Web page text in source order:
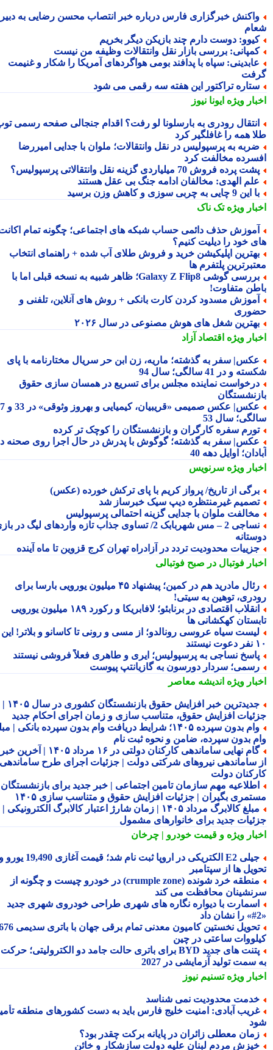
خبرگزاری فارس درباره خبر انتصاب محسن رضایی به دبیری
دوست دارم چند بازیکن دیگر بخریم
بررسی بازار نقل وانتقالات وظیفه من نیست
سپاه با پدافند بومی هواگردهای آمریکا را شکار و غنیمت
تراکتور این هفته سه رقمی می شود
ویژهایونا نیوز
رودری به بارسلونا لو رفت؟ اقدام جنجالی صفحه رسمی توپ
همه را غافلگیر کرد
به پرسپولیس در نقل وانتقالات؛ ملوان با جدایی امیررضا
مخالفت کرد
پرده فروش 70 میلیاردی گزینه نقل وانتقالاتی پرسپولیس؟
الهدی: مخالفان ادامه جنگ بی عقل هستند
9 چایی به چربی سوزی و کاهش وزن برسید
ویژهتک ناک
حذف دائمی حساب شبکه های اجتماعی؛ چگونه تمام اکانت
خود را دیلیت کنیم؟
اپلیکیشن خرید و فروش طلای آب شده + راهنمای انتخاب
پلتفرم ها
بررسی گوشی Galaxy Z Flip8؛ ظاهر شبیه به نسخه قبلی اما با
متفاوت!
مسدود کردن کارت بانکی + روش های آنلاین، تلفنی و
شغل های هوش مصنوعی در سال ۲۰۲۶
ویژهاقتصاد آزاد
سفر به گذشته؛ ماریه، زن ابن حر سریال مختارنامه با پای
و در 41 سالگی؛ سال 94
نماینده مجلس برای تسریع در همسان سازی حقوق
عکس| عکس صمیمی «قریبیان، کیمیایی و بهروز وثوقی» در 33 و 37
سال 53
سفره کارگران و بازنشستگان را کوچک تر کرده
سفر به گذشته؛ گوگوش با پدرش در حال اجرا روی صحنه در
اوایل دهه 40
ویژهسرنویس
از تاریخ/ پرواز کریم با پای ترکش خورده (عکس)
غیرمنتظره دیپ سیک خبرساز شد
ملوان با جدایی گزینه احتمالی پرسپولیس
نساجی 2 – مس شهربابک 2/ تساوی جذاب تازه واردهای لیگ در بازی
محدودیت تردد در آزادراه تهران کرج قزوین تا ماه آینده
فوتبال در صبح فوتبالی
رئال مادرید هم در کمین؛ پیشنهاد ۴۵ میلیون یورویی بارسا برای
توهین به سیتی!
انقلاب اقتصادی در برنابئو؛ لافابریکا و رکورد ۱۸۹ میلیون یورویی
کهکشانی ها
سیاه عروسی رونالدو؛ از مسی و رونی تا کاسانو و بلاتر! این
نساجی به پرسپولیس؛ ایری و طاهری فعلاً فروشی نیستند
سردار دورسون به گازیانتپ پیوست
ویژهاندیشه معاصر
جدیدترین خبر افزایش حقوق بازنشستگان کشوری در سال ۱۴۰۵ |
افزایش حقوق، متناسب سازی و زمان اجرای احکام جدید
وام بدون سپرده ۱۴۰۵؛ شرایط دریافت وام بدون سپرده بانکی | مبلغ
بدون سپرده، ضامن و نحوه ثبت نام
گام نهایی ساماندهی کارکنان دولتی در ۱۶ مرداد ۱۴۰۵ | آخرین خبر
ساماندهی نیروهای شرکتی دولت | جزئیات اجرای طرح ساماندهی
دولت
مهم سازمان تامین اجتماعی | خبر جدید برای بازنشستگان و
بگیران | جزئیات افزایش حقوق و متناسب سازی ۱۴۰۵
مبلغ کالابرگ مرداد ۱۴۰۵ | زمان شارژ اعتبار کالابرگ الکترونیکی |
جدید برای خانوارهای مشمول
ویژهو قیمت خودرو | چرخان
جیلی E2 الکتریکی در اروپا ثبت نام شد؛ قیمت آغازی 19,490 یورو و
ها از سپتامبر
منطقه خرد شونده (crumple zone) در خودرو چیست و چگونه از
محافظت می کند
با دیواره نگاره های شهری طراحی خودروی شهری جدید
تحویل نخستین کامیون معدنی تمام برقی جهان با باتری سدیمی 676
ساعتی در چین
پتنت های جدید BYD برای باتری حالت جامد دو الکترولیتی؛ حرکت
سمت تولید آزمایشی در 2027
ویژهتسنیم نیوز
محدودیت نمی شناسد
آبادی: امنیت خلیج فارس باید به دست کشورهای منطقه تأمین
معطلی زائران در پایانه برکت چقدر بود؟
مردم لبنان علیه دولت سازشکار و خائن